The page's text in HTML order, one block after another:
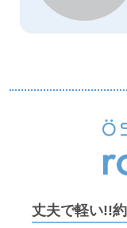
丈夫で軽い!!